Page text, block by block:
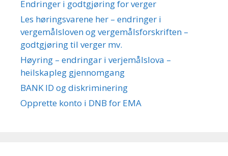
Endringer i godtgjøring for verger
Les høringsvarene her – endringer i
vergemålsloven og vergemålsforskriften –
godtgjøring til verger mv.
Høyring – endringar i verjemålslova –
heilskapleg gjennomgang
BANK ID og diskriminering
Opprette konto i DNB for EMA